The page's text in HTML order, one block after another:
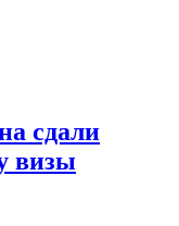
сдали
визы